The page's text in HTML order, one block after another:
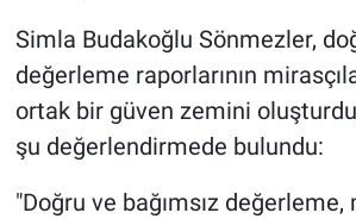
Simla Budakoğlu Sönmezler,
değerleme raporlarının
ortak bir güven zemini
şu değerlendirmede bulundu:
"Doğru ve bağımsız değerleme,